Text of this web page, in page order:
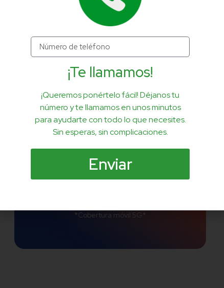
3 líneas
160 GB
+Llamadas ilimitadas
Por solo
26,99€/MES
Contratar
*Cobertura móvil 5G*
¡Te llamamos!
¡Queremos ponértelo fácil! Déjanos tu
número y te llamamos en unos minutos
para ayudarte con todo lo que necesites.
Sin esperas, sin complicaciones.
Enviar